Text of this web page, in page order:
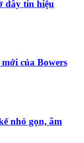
dây tín hiệu
của Bowers
nhỏ gọn, âm